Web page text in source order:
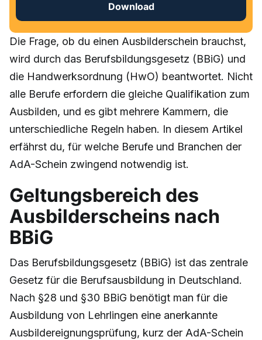
Download
Die Frage, ob du einen Ausbilderschein brauchst,
wird durch das Berufsbildungsgesetz (BBiG) und
die Handwerksordnung (HwO) beantwortet. Nicht
alle Berufe erfordern die gleiche Qualifikation zum
Ausbilden, und es gibt mehrere Kammern, die
unterschiedliche Regeln haben. In diesem Artikel
erfährst du, für welche Berufe und Branchen der
AdA-Schein zwingend notwendig ist.
Geltungsbereich des
Ausbilderscheins nach
BBiG
Das Berufsbildungsgesetz (BBiG) ist das zentrale
Gesetz für die Berufsausbildung in Deutschland.
Nach §28 und §30 BBiG benötigt man für die
Ausbildung von Lehrlingen eine anerkannte
Ausbildereignungsprüfung, kurz der AdA-Schein